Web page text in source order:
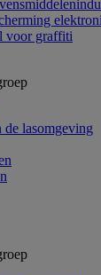
voor graffiti
de lasomgeving